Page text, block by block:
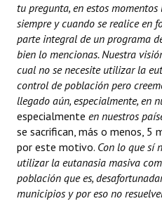
tu pregunta, en estos
siempre y cuando se realice en
parte integral de un programa
bien lo mencionas. Nuestra
cual no se necesite utilizar la
control de población pero
llegado aún, especialmente, en
especialmente en nuestros
se sacrifican, más o menos, 5
por este motivo.  Con lo que sí
utilizar la eutanasia masiva
población que es,
municipios y por eso no